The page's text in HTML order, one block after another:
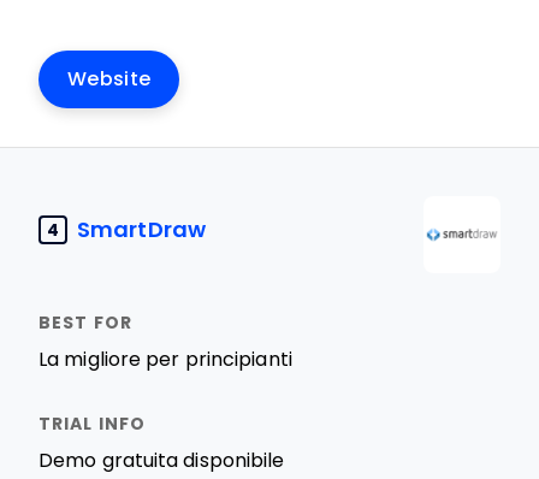
Website
4 SmartDraw
La migliore per principianti
Demo gratuita disponibile